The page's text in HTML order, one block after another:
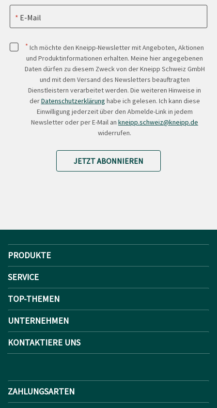
E-Mail
* Ich möchte den Kneipp-Newsletter mit Angeboten, Aktionen
und Produktinformationen erhalten. Meine hier angegebenen
Daten dürfen zu diesem Zweck von der Kneipp Schweiz GmbH
und mit dem Versand des Newsletters beauftragten
Dienstleistern verarbeitet werden. Die weiteren Hinweise in
derDatenschutzerklärung habe ich gelesen. Ich kann diese
Einwilligung jederzeit über den Abmelde-Link in jedem
Newsletter oder per E-Mail an kneipp.schweiz@kneipp.de
widerrufen.
JETZT ABONNIEREN
PRODUKTE
SERVICE
TOP-THEMEN
UNTERNEHMEN
KONTAKTIERE UNS
ZAHLUNGSARTEN